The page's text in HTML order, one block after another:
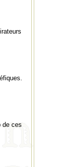
de ces